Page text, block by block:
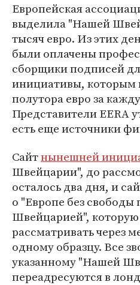
Европейская
выделила "Нашей
тысяч евро. Из этих
были оплачены
сборщики подписей
инициативы, которым
полутора евро за
Представители EERA
есть еще источники
Сайтнынешней
Швейцарии", до
осталось два дня, и
о "Европе без
Швейцарией", которую
рассматривать через
одному образцу. Все
указанному "Нашей
переадресуются в